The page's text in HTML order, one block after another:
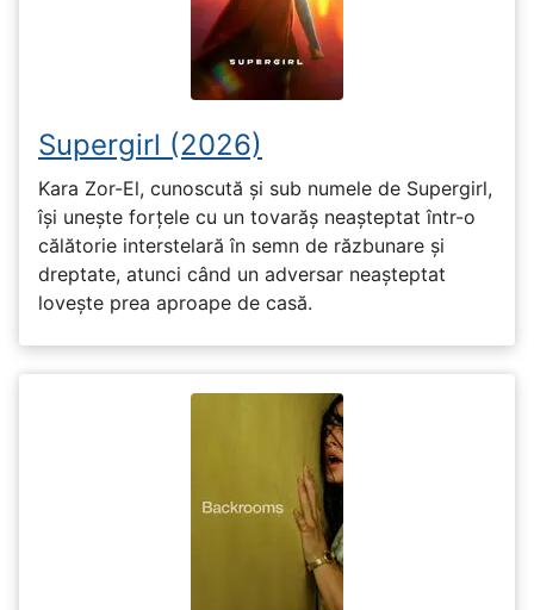
Supergirl (2026)
Kara Zor-El, cunoscută și sub numele de Supergirl,
își unește forțele cu un tovarăș neașteptat într-o
călătorie interstelară în semn de răzbunare și
dreptate, atunci când un adversar neașteptat
lovește prea aproape de casă.